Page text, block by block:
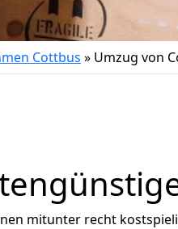
Cottbus » Umzug von
mitunter recht